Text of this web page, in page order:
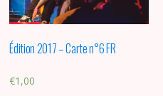
Édition 2017 – Carte n°6 FR
€1,00